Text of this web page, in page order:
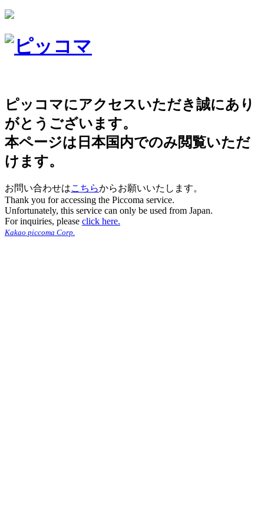
ピッコマにアクセスいただき誠にあり
がとうございます。
本ページは日本国内でのみ閲覧いただ
けます。
お問い合わせはこちらからお願いいたします。
Thank you for accessing the Piccoma service.
Unfortunately, this service can only be used from Japan.
For inquiries, please click here.
Kakao piccoma Corp.